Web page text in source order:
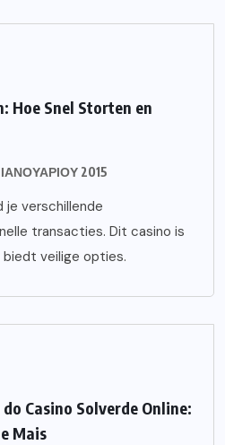
Hoe Snel Storten en
ΙΑΝΟΥΑΡΊΟΥ 2015
je verschillende
transacties. Dit casino is
biedt veilige opties.
Casino Solverde Online:
Mais